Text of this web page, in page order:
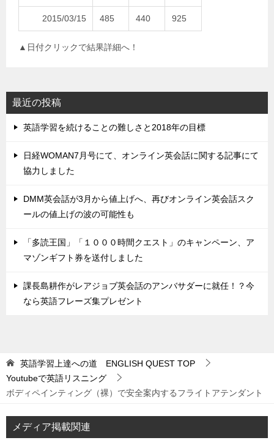
2015/03/15 485 440 925
▲日付クリックで結果詳細へ！
最近の投稿
英語学習を続けることの難しさと2018年の目標
日経WOMAN7月号にて、オンライン英会話に関する記事にて
協力しました
DMM英会話が3月から値上げへ、再びオンライン英会話スク
ールの値上げの波の可能性も
「多読王国」「１０００時間クエスト」のキャンペーン、ア
マゾンギフト券を送付しました
課長島耕作がレアジョブ英会話のアンバサダーに就任！？今
なら英語フレーズ集プレゼント
英語学習上達への道 ENGLISH QUEST TOP
Youtubeで英語リスニング
ボディペインティング（裸）で安全案内するフライトアテンダント
メディア掲載関連